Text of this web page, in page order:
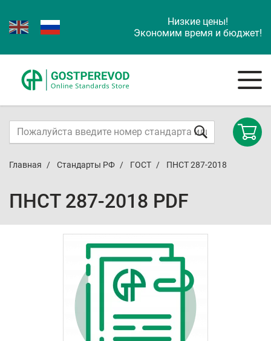
Низкие цены!
Экономим время и бюджет!
Главная Стандарты РФ ГОСТ ПНСТ 287-2018
ПНСТ 287-2018 PDF